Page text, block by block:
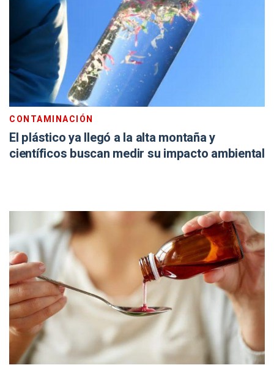
CONTAMINACIÓN
El plástico ya llegó a la alta montaña y
científicos buscan medir su impacto ambiental